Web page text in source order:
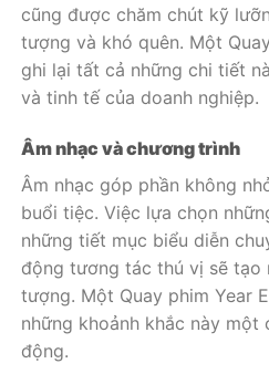
cũng được chăm chút kỹ
tượng và khó quên. Một
ghi lại tất cả những chi tiết
và tinh tế của doanh nghiệp.
Âm nhạc và chương trình
Âm nhạc góp phần không
buổi tiệc. Việc lựa chọn
những tiết mục biểu diễn
động tương tác thú vị sẽ tạo
tượng. Một Quay phim Year
những khoảnh khắc này một
động.